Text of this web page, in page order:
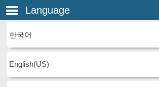
Language
한국어
English(US)